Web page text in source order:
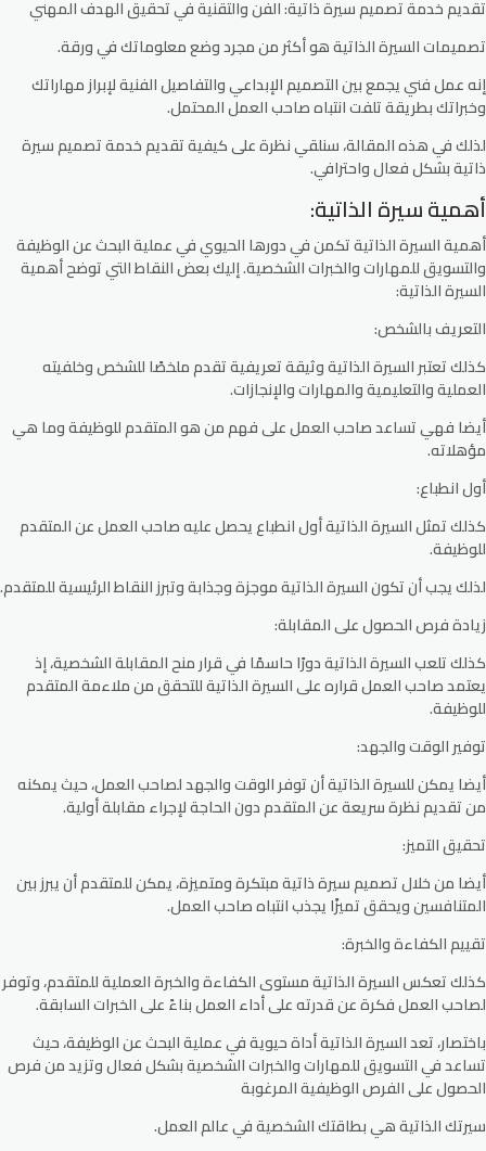
تقديم خدمة تصميم سيرة ذاتية: الفن والتقنية في تحقيق الهدف المهني
تصميمات السيرة الذاتية هو أكثر من مجرد وضع معلوماتك في ورقة.
إنه عمل فني يجمع بين التصميم الإبداعي والتفاصيل الفنية لإبراز مهاراتك
وخبراتك بطريقة تلفت انتباه صاحب العمل المحتمل.
لذلك في هذه المقالة، سنلقي نظرة على كيفية تقديم خدمة تصميم سيرة
ذاتية بشكل فعال واحترافي.
أهمية سيرة الذاتية:
أهمية السيرة الذاتية تكمن في دورها الحيوي في عملية البحث عن الوظيفة
والتسويق للمهارات والخبرات الشخصية. إليك بعض النقاط التي توضح أهمية
السيرة الذاتية:
التعريف بالشخص:
كذلك تعتبر السيرة الذاتية وثيقة تعريفية تقدم ملخصًا للشخص وخلفيته
العملية والتعليمية والمهارات والإنجازات.
أيضا فهي تساعد صاحب العمل على فهم من هو المتقدم للوظيفة وما هي
مؤهلاته.
أول انطباع:
كذلك تمثل السيرة الذاتية أول انطباع يحصل عليه صاحب العمل عن المتقدم
للوظيفة.
لذلك يجب أن تكون السيرة الذاتية موجزة وجذابة وتبرز النقاط الرئيسية للمتقدم.
زيادة فرص الحصول على المقابلة:
كذلك تلعب السيرة الذاتية دورًا حاسمًا في قرار منح المقابلة الشخصية، إذ
يعتمد صاحب العمل قراره على السيرة الذاتية للتحقق من ملاءمة المتقدم
للوظيفة.
توفير الوقت والجهد:
أيضا يمكن للسيرة الذاتية أن توفر الوقت والجهد لصاحب العمل، حيث يمكنه
من تقديم نظرة سريعة عن المتقدم دون الحاجة لإجراء مقابلة أولية.
تحقيق التميز:
أيضا من خلال تصميم سيرة ذاتية مبتكرة ومتميزة، يمكن للمتقدم أن يبرز بين
المتنافسين ويحقق تميزًا يجذب انتباه صاحب العمل.
تقييم الكفاءة والخبرة:
كذلك تعكس السيرة الذاتية مستوى الكفاءة والخبرة العملية للمتقدم، وتوفر
لصاحب العمل فكرة عن قدرته على أداء العمل بناءً على الخبرات السابقة.
باختصار، تعد السيرة الذاتية أداة حيوية في عملية البحث عن الوظيفة، حيث
تساعد في التسويق للمهارات والخبرات الشخصية بشكل فعال وتزيد من فرص
الحصول على الفرص الوظيفية المرغوبة
سيرتك الذاتية هي بطاقتك الشخصية في عالم العمل.